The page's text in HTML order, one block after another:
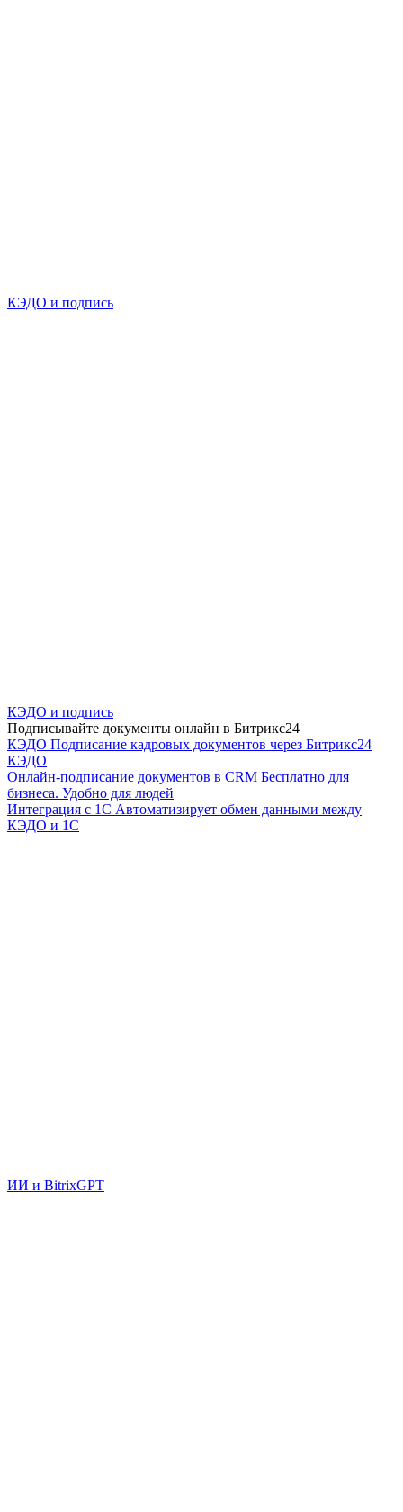
КЭДО и подпись
КЭДО и подпись
Подписывайте документы онлайн в Битрикс24
КЭДО Подписание кадровых документов через Битрикс24
КЭДО
Онлайн-подписание документов в CRM Бесплатно для
бизнеса. Удобно для людей
Интеграция с 1С Автоматизирует обмен данными между
КЭДО и 1С
ИИ и BitrixGPT